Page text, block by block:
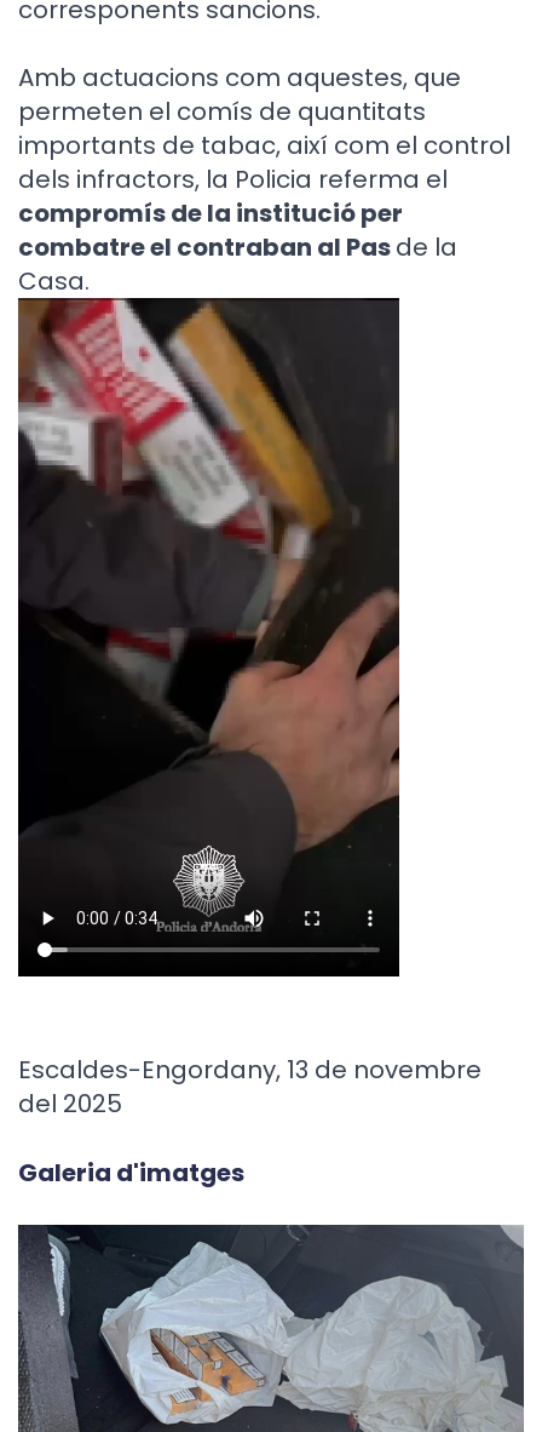
corresponents sancions.
Amb actuacions com aquestes, que
permeten el comís de quantitats
importants de tabac, així com el control
dels infractors, la Policia referma el
compromís de la institució per
combatre el contraban al Pasde la
Casa.
Escaldes-Engordany, 13 de novembre
del 2025
Galeria d'imatges